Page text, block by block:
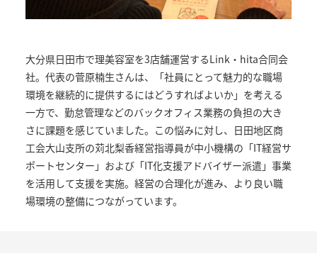
大分県日田市で理美容室を3店舗運営するLink・hita合同会
社。代表の菅原楠生さんは、「社員にとって魅力的な職場
環境を継続的に提供するにはどうすればよいか」を考える
一方で、勤怠管理などのバックオフィス業務の負担の大き
さに課題を感じていました。この悩みに対し、日田地区商
工会大山支所の苅北梨香経営指導員が中小機構の「IT経営サ
ポートセンター」および「IT化支援アドバイザー派遣」事業
を活用して支援を実施。経営の合理化が進み、より良い職
場環境の整備につながっています。